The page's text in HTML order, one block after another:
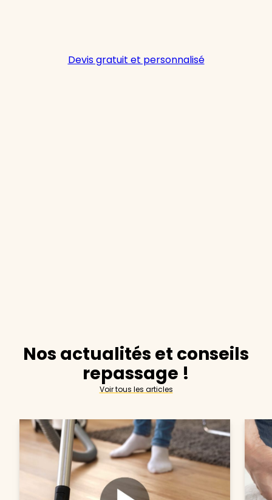
Devis gratuit et personnalisé
Nos actualités et conseils
repassage !
Voir tous les articles